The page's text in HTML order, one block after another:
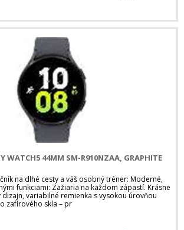
WATCH5 44MM SM-R910NZAA, GRAPHITE
na dlhé cesty a váš osobný tréner: Moderné,
funkciami: Zažiaria na každom zápästí. Krásne
variabilné remienka s vysokou úrovňou
zafírového skla – pr